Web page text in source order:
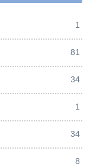
1
81
34
1
34
8